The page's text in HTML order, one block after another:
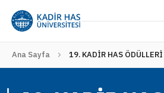
Ana Sayfa 19. KADİR HAS ÖDÜLLERİ